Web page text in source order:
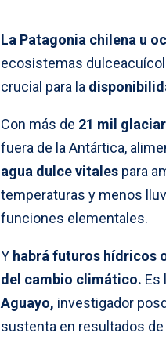
La Patagonia chilena u
ecosistemas
crucial para la
Con más de 21 mil
fuera de la Antártica,
agua dulce vitales para
temperaturas y menos
funciones elementales.
Y habrá futuros hídricos
del cambio climático. Es
Aguayo, investigador
sustenta en resultados